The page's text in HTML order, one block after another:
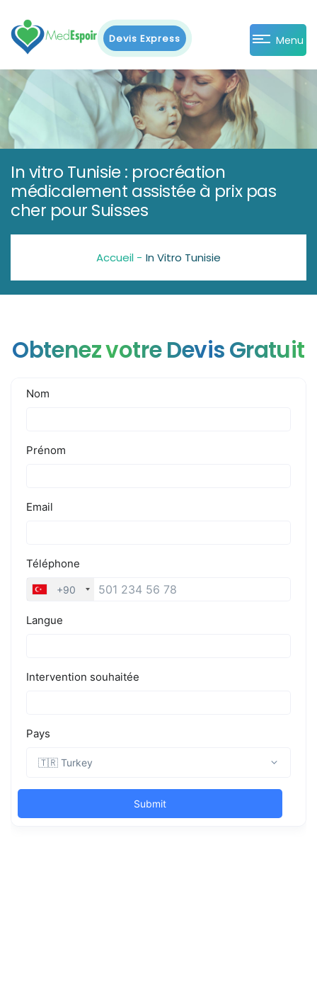
Devis Express Menu
In vitro Tunisie : procréation
médicalement assistée à prix pas
cher pour Suisses
Accueil - In Vitro Tunisie
Obtenez votre Devis Gratuit